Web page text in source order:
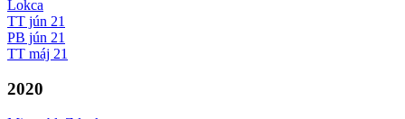
Lokca
TT jún 21
PB jún 21
TT máj 21
2020